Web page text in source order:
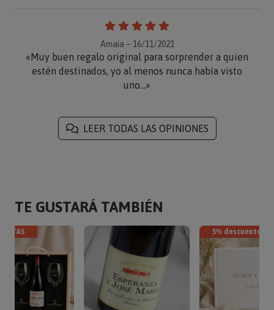
Amaia – 16/11/2021
«Muy buen regalo original para sorprender a quien
estén destinados, yo al menos nunca había visto
uno...»
LEER TODAS LAS OPINIONES
TE GUSTARÁ TAMBIÉN
5% descuento